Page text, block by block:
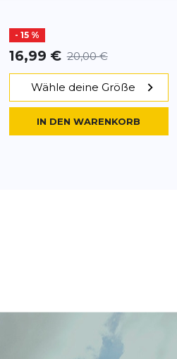
- 15 %
16,99 € 20,00 €
Wähle deine Größe
IN DEN WARENKORB